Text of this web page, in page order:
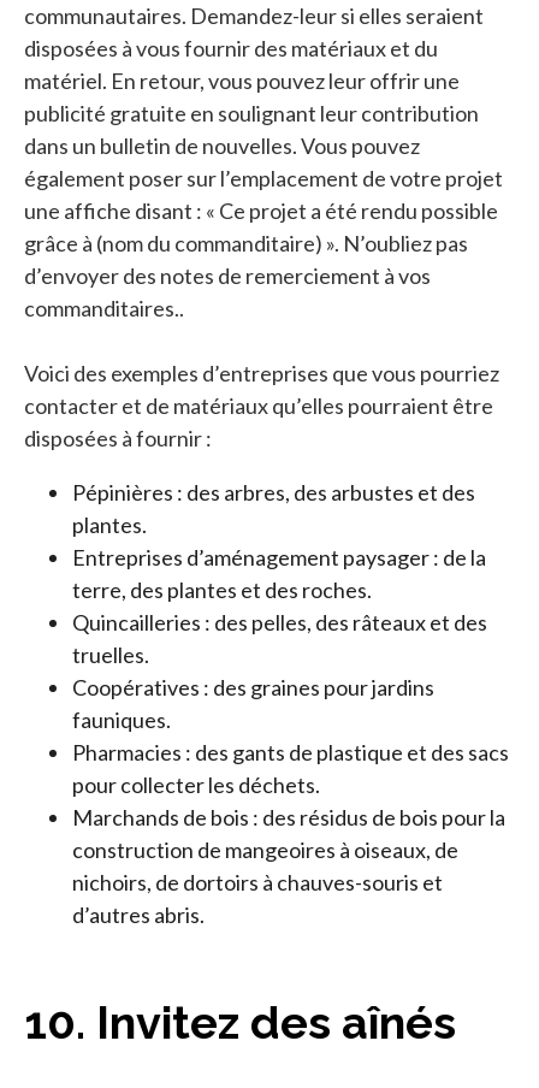
communautaires. Demandez-leur si elles seraient
disposées à vous fournir des matériaux et du
matériel. En retour, vous pouvez leur offrir une
publicité gratuite en soulignant leur contribution
dans un bulletin de nouvelles. Vous pouvez
également poser sur l’emplacement de votre projet
une affiche disant : « Ce projet a été rendu possible
grâce à (nom du commanditaire) ». N’oubliez pas
d’envoyer des notes de remerciement à vos
commanditaires..
Voici des exemples d’entreprises que vous pourriez
contacter et de matériaux qu’elles pourraient être
disposées à fournir :
Pépinières : des arbres, des arbustes et des
plantes.
Entreprises d’aménagement paysager : de la
terre, des plantes et des roches.
Quincailleries : des pelles, des râteaux et des
truelles.
Coopératives : des graines pour jardins
fauniques.
Pharmacies : des gants de plastique et des sacs
pour collecter les déchets.
Marchands de bois : des résidus de bois pour la
construction de mangeoires à oiseaux, de
nichoirs, de dortoirs à chauves-souris et
d’autres abris.
10. Invitez des aînés